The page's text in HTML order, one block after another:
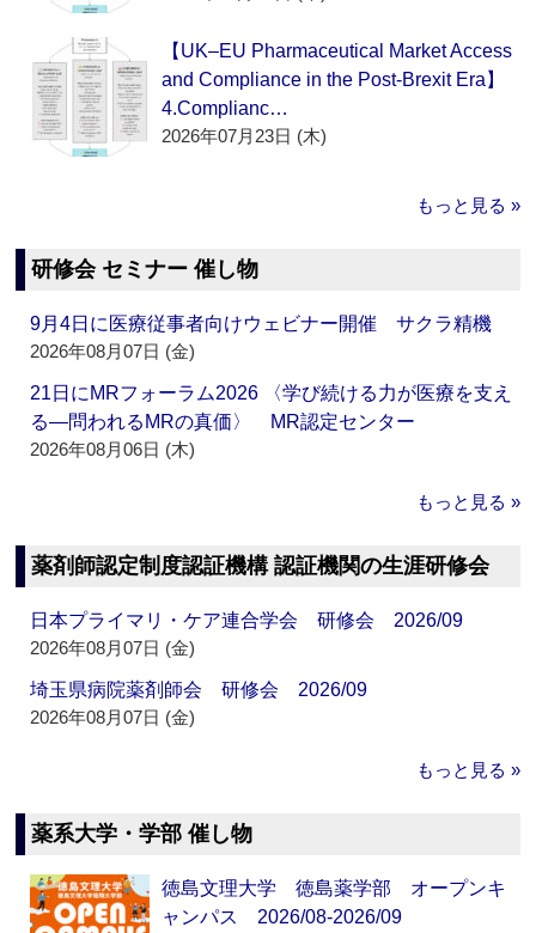
【UK–EU Pharmaceutical Market Access
and Compliance in the Post-Brexit Era】
4.Complianc…
2026年07月23日 (木)
もっと見る »
研修会 セミナー 催し物
9月4日に医療従事者向けウェビナー開催 サクラ精機
2026年08月07日 (金)
21日にMRフォーラム2026 〈学び続ける力が医療を支え
る―問われるMRの真価〉 MR認定センター
2026年08月06日 (木)
もっと見る »
薬剤師認定制度認証機構 認証機関の生涯研修会
日本プライマリ・ケア連合学会 研修会 2026/09
2026年08月07日 (金)
埼玉県病院薬剤師会 研修会 2026/09
2026年08月07日 (金)
もっと見る »
薬系大学・学部 催し物
徳島文理大学 徳島薬学部 オープンキ
ャンパス 2026/08-2026/09